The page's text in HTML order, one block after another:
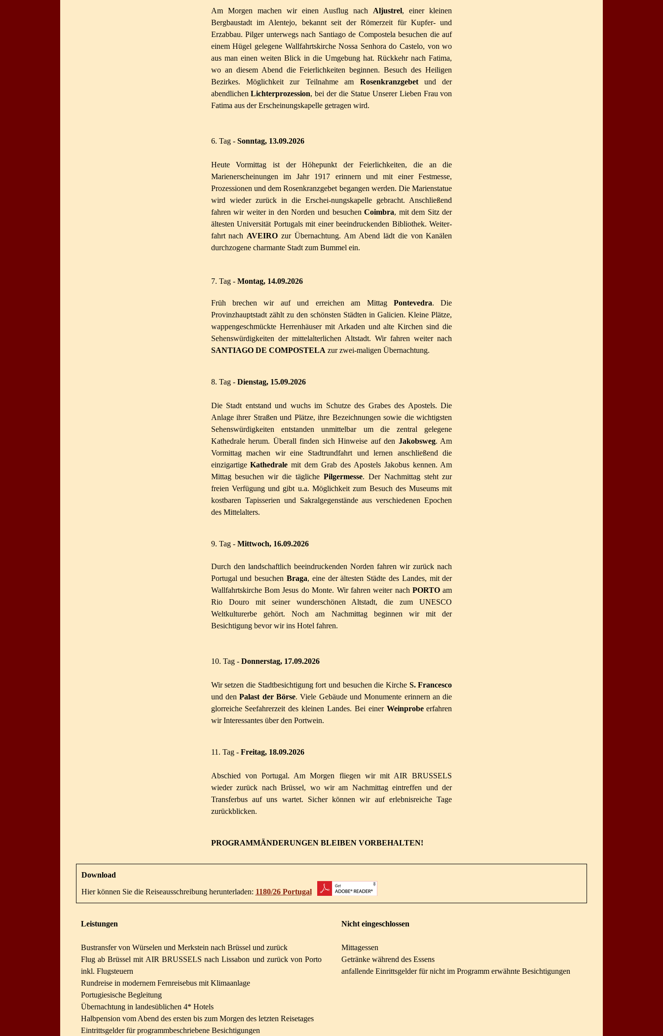
Am Morgen machen wir einen Ausflug nach Aljustrel, einer kleinen
Bergbaustadt im Alentejo, bekannt seit der Römerzeit für Kupfer- und
Erzabbau. Pilger unterwegs nach Santiago de Compostela besuchen die auf
einem Hügel gelegene Wallfahrtskirche Nossa Senhora do Castelo, von wo
aus man einen weiten Blick in die Umgebung hat. Rückkehr nach Fatima,
wo an diesem Abend die Feierlichkeiten beginnen. Besuch des Heiligen
Bezirkes. Möglichkeit zur Teilnahme am Rosenkranzgebetund der
abendlichenLichterprozession, bei der die Statue Unserer Lieben Frau von
Fatima aus der Erscheinungskapelle getragen wird.
6. Tag - Sonntag, 13.09.2026
Heute Vormittag ist der Höhepunkt der Feierlichkeiten, die an die
Marienerscheinungen im Jahr 1917 erinnern und mit einer Festmesse,
Prozessionen und dem Rosenkranzgebet begangen werden. Die Marienstatue
wird wieder zurück in die Erschei-nungskapelle gebracht. Anschließend
fahren wir weiter in den Norden und besuchenCoimbra, mit dem Sitz der
ältesten Universität Portugals mit einer beeindruckenden Bibliothek. Weiter-
fahrt nach AVEIRO zur Übernachtung. Am Abend lädt die von Kanälen
durchzogene charmante Stadt zum Bummel ein.
7. Tag - Montag, 14.09.2026
Früh brechen wir auf und erreichen am MittagPontevedra. Die
Provinzhauptstadt zählt zu den schönsten Städten in Galicien. Kleine Plätze,
wappengeschmückte Herrenhäuser mit Arkaden und alte Kirchen sind die
Sehenswürdigkeiten der mittelalterlichen Altstadt. Wir fahren weiter nach
SANTIAGO DE COMPOSTELA zur zwei-maligen Übernachtung.
8. Tag - Dienstag, 15.09.2026
Die Stadt entstand und wuchs im Schutze des Grabes des Apostels. Die
Anlage ihrer Straßen und Plätze, ihre Bezeichnungen sowie die wichtigsten
Sehenswürdigkeiten entstanden unmittelbar um die zentral gelegene
Kathedrale herum. Überall finden sich Hinweise auf den Jakobsweg. Am
Vormittag machen wir eine Stadtrundfahrt und lernen anschließend die
einzigartigeKathedralemit dem Grab des Apostels Jakobus kennen. Am
Mittag besuchen wir die tägliche Pilgermesse. Der Nachmittag steht zur
freien Verfügung und gibt u.a. Möglichkeit zum Besuch des Museums mit
kostbaren Tapisserien und Sakralgegenstände aus verschiedenen Epochen
des Mittelalters.
9. Tag - Mittwoch, 16.09.2026
Durch den landschaftlich beeindruckenden Norden fahren wir zurück nach
Portugal und besuchen Braga, eine der ältesten Städte des Landes, mit der
Wallfahrtskirche Bom Jesus do Monte. Wir fahren weiter nachPORTOam
Rio Douro mit seiner wunderschönen Altstadt, die zum UNESCO
Weltkulturerbe gehört. Noch am Nachmittag beginnen wir mit der
Besichtigung bevor wir ins Hotel fahren.
10. Tag - Donnerstag, 17.09.2026
Wir setzen die Stadtbesichtigung fort und besuchen die Kirche S. Francesco
und denPalast der Börse. Viele Gebäude und Monumente erinnern an die
glorreiche Seefahrerzeit des kleinen Landes. Bei einer Weinprobeerfahren
wir Interessantes über den Portwein.
11. Tag- Freitag, 18.09.2026
Abschied von Portugal. Am Morgen fliegen wir mit AIR BRUSSELS
wieder zurück nach Brüssel, wo wir am Nachmittag eintreffen und der
Transferbus auf uns wartet. Sicher können wir auf erlebnisreiche Tage
zurückblicken.
PROGRAMMÄNDERUNGEN BLEIBEN VORBEHALTEN!
Download
Hier können Sie die Reiseausschreibung herunterladen: 1180/26 Portugal
Leistungen
Bustransfer von Würselen und Merkstein nach Brüssel und zurück
Flug ab Brüssel mit AIR BRUSSELS nach Lissabon und zurück von Porto
inkl. Flugsteuern
Rundreise in modernem Fernreisebus mit Klimaanlage
Portugiesische Begleitung
Übernachtung in landesüblichen 4* Hotels
Halbpension vom Abend des ersten bis zum Morgen des letzten Reisetages
Eintrittsgelder für programmbeschriebene Besichtigungen
Nicht eingeschlossen
Mittagessen
Getränke während des Essens
anfallende Einrittsgelder für nicht im Programm erwähnte Besichtigungen